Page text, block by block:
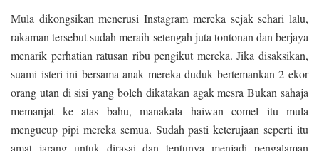
Mula dikongsikan menerusi Instagram mereka sejak sehari lalu,
rakaman tersebut sudah meraih setengah juta tontonan dan berjaya
menarik perhatian ratusan ribu pengikut mereka. Jika disaksikan,
suami isteri ini bersama anak mereka duduk bertemankan 2 ekor
orang utan di sisi yang boleh dikatakan agak mesra Bukan sahaja
memanjat ke atas bahu, manakala haiwan comel itu mula
mengucup pipi mereka semua. Sudah pasti keterujaan seperti itu
amat jarang untuk dirasai dan tentunya menjadi pengalaman